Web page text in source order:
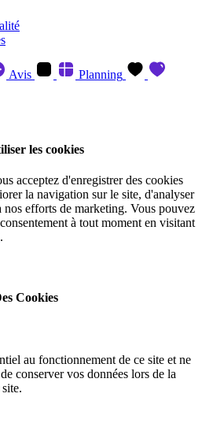
Avis
Planning
les cookies
acceptez d'enregistrer des cookies
la navigation sur le site, d'analyser
efforts de marketing. Vous pouvez
à tout moment en visitant
.
Cookies
au fonctionnement de ce site et ne
conserver vos données lors de la